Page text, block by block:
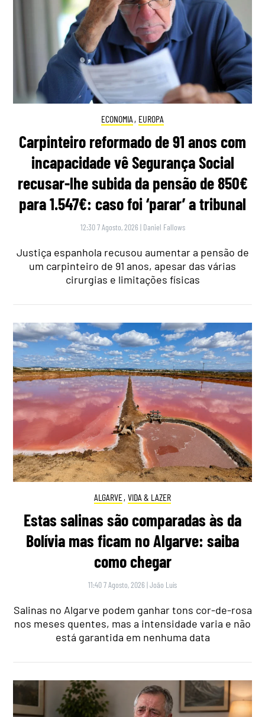
ECONOMIA , EUROPA
Carpinteiro reformado de 91 anos com
incapacidade vê Segurança Social
recusar-lhe subida da pensão de 850€
para 1.547€: caso foi ‘parar’ a tribunal
12:30 7 Agosto, 2026 | Daniel Fallows
Justiça espanhola recusou aumentar a pensão de
um carpinteiro de 91 anos, apesar das várias
cirurgias e limitações físicas
ALGARVE, VIDA & LAZER
Estas salinas são comparadas às da
Bolívia mas ficam no Algarve: saiba
como chegar
11:40 7 Agosto, 2026 |João Luís
Salinas no Algarve podem ganhar tons cor-de-rosa
nos meses quentes, mas a intensidade varia e não
está garantida em nenhuma data